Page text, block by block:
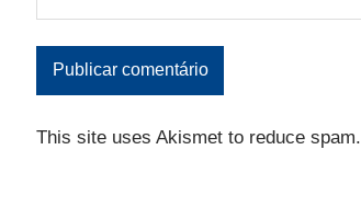
This site uses Akismet to reduce spam.